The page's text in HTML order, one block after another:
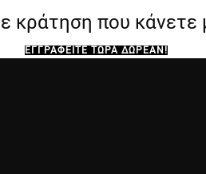
κράτηση που
ΕΓΓΡΑΦΕΊΤΕ ΤΏΡΑ ΔΩΡΕΆΝ!